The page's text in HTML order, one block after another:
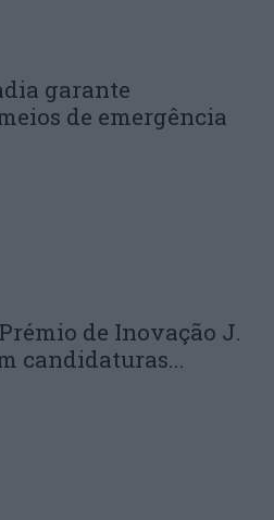
garante
de emergência
de Inovação J.
candidaturas...